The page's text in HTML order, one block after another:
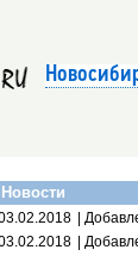
Новости
|
|